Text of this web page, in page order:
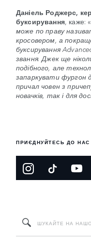
Даніель Роджерс,
буксирування, каже: «
може по праву
кросовером, а
буксирування
звання. Джек ще
подібного, але
запаркувати фургон
причал човен з
новачків, так і для
ПРИЄДНУЙТЕСЬ ДО НАС